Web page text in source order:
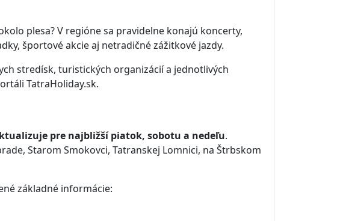
plesa? V regióne sa pravidelne konajú koncerty,
športové akcie aj netradičné zážitkové jazdy.
stredísk, turistických organizácií a jednotlivých
TatraHoliday.sk.
pre najbližší piatok, sobotu a nedeľu.
Starom Smokovci, Tatranskej Lomnici, na Štrbskom
základné informácie: